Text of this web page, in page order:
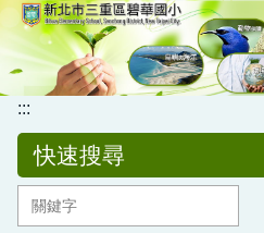
跳
到
主
要
區
:::
快速搜尋